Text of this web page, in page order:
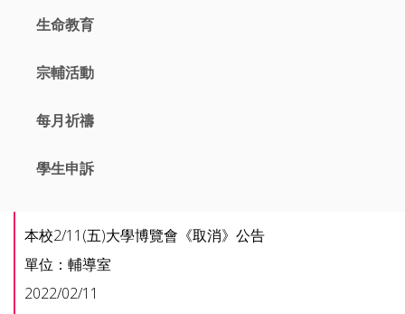
生命教育
宗輔活動
每月祈禱
學生申訴
本校2/11(五)大學博覽會《取消》公告
單位：輔導室
2022/02/11